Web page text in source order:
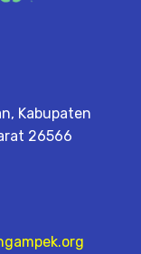
Kabupaten
26566